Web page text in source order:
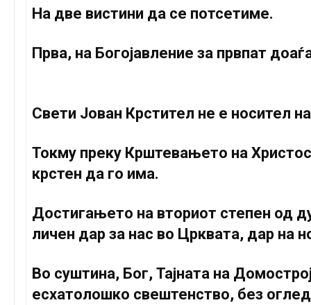
На две вистини да се потсетиме.
Прва, на Богојавление за првпат
Свети Јован Крстител не е носител
Токму преку Крштевањето на
крстен да го има.
Достигањето на вториот степен од
личен дар за нас во Црквата, дар на
Во суштина, Бог, Тајната на
есхатолошко свештенство, без